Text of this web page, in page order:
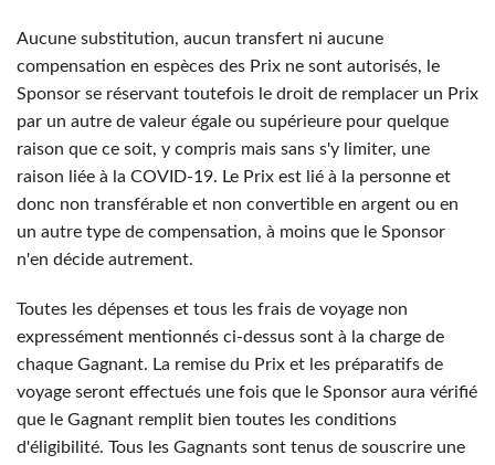
Aucune substitution, aucun transfert ni aucune
compensation en espèces des Prix ne sont autorisés, le
Sponsor se réservant toutefois le droit de remplacer un Prix
par un autre de valeur égale ou supérieure pour quelque
raison que ce soit, y compris mais sans s'y limiter, une
raison liée à la COVID-19. Le Prix est lié à la personne et
donc non transférable et non convertible en argent ou en
un autre type de compensation, à moins que le Sponsor
n'en décide autrement.
Toutes les dépenses et tous les frais de voyage non
expressément mentionnés ci-dessus sont à la charge de
chaque Gagnant. La remise du Prix et les préparatifs de
voyage seront effectués une fois que le Sponsor aura vérifié
que le Gagnant remplit bien toutes les conditions
d'éligibilité. Tous les Gagnants sont tenus de souscrire une